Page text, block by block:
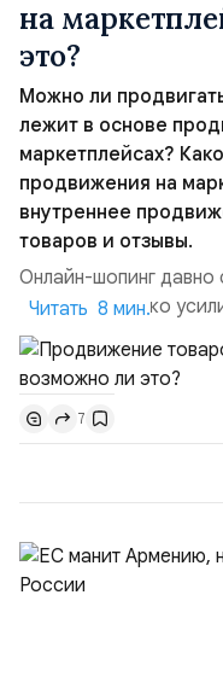
на
это?
Можно ли
лежит в основе
маркетплейсах?
продвижения на
внутреннее
товаров и отзывы.
Онлайн-шопинг давно
пандемия только
населения к
питания лучше, всё-
потому что там их
визуально оценить
особое и редкое — в
Читать 8 мин.
7